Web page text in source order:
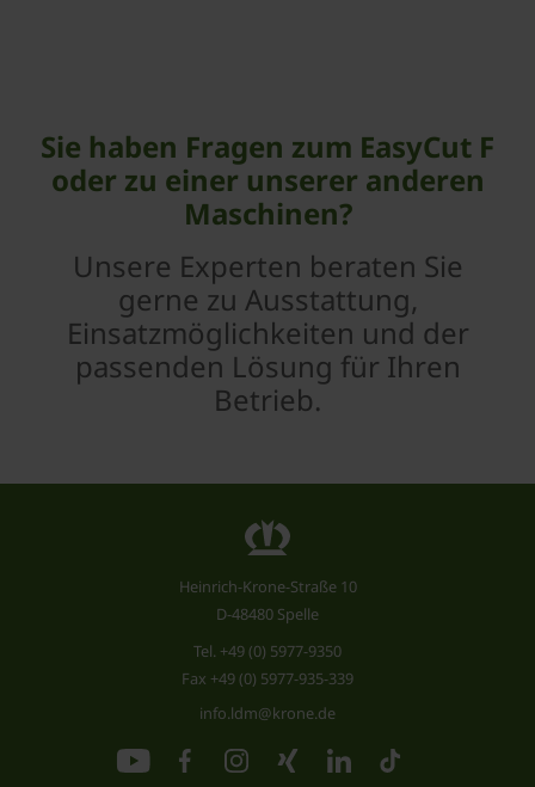
Sie haben Fragen zum EasyCut F
oder zu einer unserer anderen
Maschinen?
Unsere Experten beraten Sie
gerne zu Ausstattung,
Einsatzmöglichkeiten und der
passenden Lösung für Ihren
Betrieb.
Heinrich-Krone-Straße 10
D-48480 Spelle
Tel. +49 (0) 5977-9350
Fax +49 (0) 5977-935-339
info.ldm@krone.de